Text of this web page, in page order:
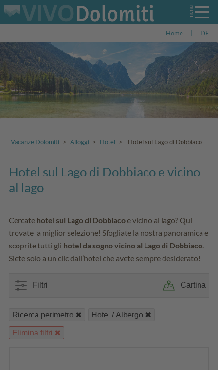
Home DE
Vacanze Dolomiti > Alloggi > Hotel > Hotel sul Lago di Dobbiaco
Hotel sul Lago di Dobbiaco e vicino
al lago
Cercate hotel sul Lago di Dobbiacoe vicino al lago? Qui
trovate la miglior selezione! Sfogliate la nostra panoramica e
scoprite tutti gli hotel da sogno vicino al Lago di Dobbiaco
Siete solo a un clic dall’hotel che avete sempre desiderato!
Filtri Cartina
Ricerca perimetro Hotel / Albergo
Elimina filtri